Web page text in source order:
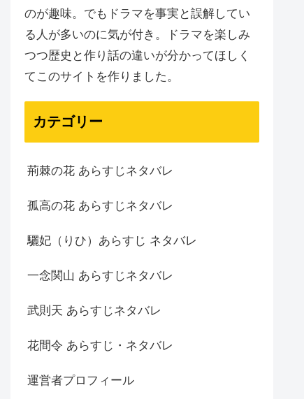
のが趣味。でもドラマを事実と誤解してい
る人が多いのに気が付き。ドラマを楽しみ
つつ歴史と作り話の違いが分かってほしく
てこのサイトを作りました。
カテゴリー
荊棘の花 あらすじネタバレ
孤高の花 あらすじネタバレ
驪妃（りひ）あらすじ ネタバレ
一念関山 あらすじネタバレ
武則天 あらすじネタバレ
花間令 あらすじ・ネタバレ
運営者プロフィール